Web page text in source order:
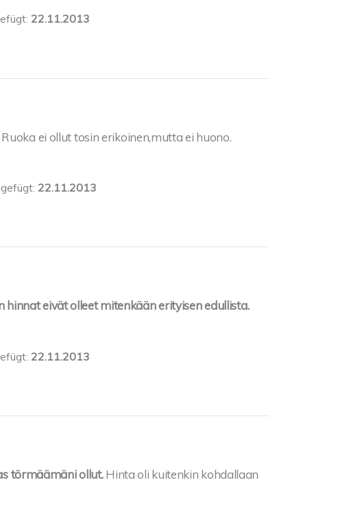
22.11.2013
Ruoka ei ollut tosin erikoinen,mutta ei huono.
22.11.2013
eivät olleet mitenkään erityisen edullista.
22.11.2013
törmäämäni ollut. Hinta oli kuitenkin kohdallaan